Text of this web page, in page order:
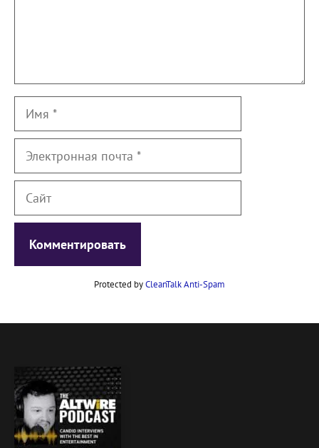
Имя
Электронная
Сайт
Protected byCleanTalk Anti-Spam